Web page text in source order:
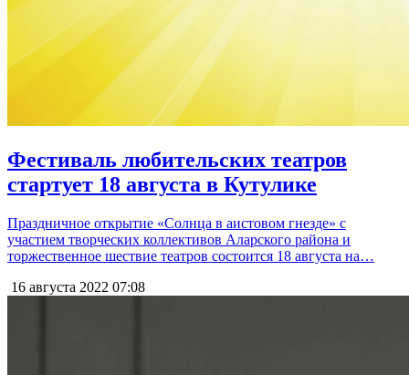
Фестиваль любительских театров
стартует 18 августа в Кутулике
Праздничное открытие «Солнца в аистовом гнезде» с
участием творческих коллективов Аларского района и
торжественное шествие театров состоится 18 августа на…
16 августа 2022 07:08